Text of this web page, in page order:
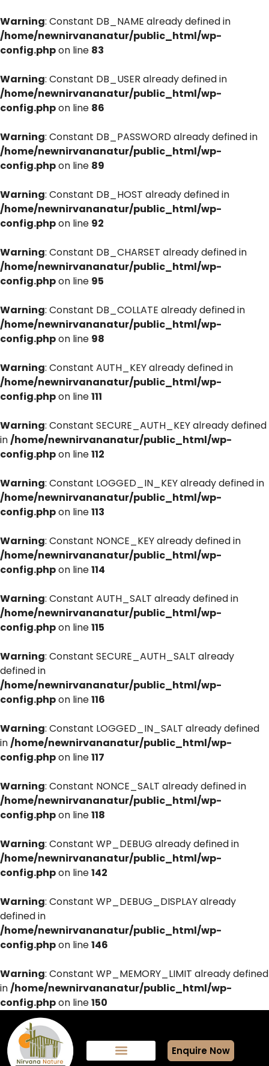
Warning: Constant DB_NAME already defined in
/home/newnirvananatur/public_html/wp-
config.phpon line 83
Warning: Constant DB_USER already defined in
/home/newnirvananatur/public_html/wp-
config.phpon line 86
Warning: Constant DB_PASSWORD already defined in
/home/newnirvananatur/public_html/wp-
config.phpon line 89
Warning: Constant DB_HOST already defined in
/home/newnirvananatur/public_html/wp-
config.phpon line 92
Warning: Constant DB_CHARSET already defined in
/home/newnirvananatur/public_html/wp-
config.phpon line 95
Warning: Constant DB_COLLATE already defined in
/home/newnirvananatur/public_html/wp-
config.phpon line 98
Warning: Constant AUTH_KEY already defined in
/home/newnirvananatur/public_html/wp-
config.phpon line111
Warning: Constant SECURE_AUTH_KEY already defined
in/home/newnirvananatur/public_html/wp-
config.phpon line112
Warning: Constant LOGGED_IN_KEY already defined in
/home/newnirvananatur/public_html/wp-
config.phpon line113
Warning: Constant NONCE_KEY already defined in
/home/newnirvananatur/public_html/wp-
config.phpon line114
Warning: Constant AUTH_SALT already defined in
/home/newnirvananatur/public_html/wp-
config.phpon line115
Warning: Constant SECURE_AUTH_SALT already
defined in
/home/newnirvananatur/public_html/wp-
config.phpon line116
Warning: Constant LOGGED_IN_SALT already defined
in/home/newnirvananatur/public_html/wp-
config.phpon line117
Warning: Constant NONCE_SALT already defined in
/home/newnirvananatur/public_html/wp-
config.phpon line118
Warning: Constant WP_DEBUG already defined in
/home/newnirvananatur/public_html/wp-
config.phpon line142
Warning: Constant WP_DEBUG_DISPLAY already
defined in
/home/newnirvananatur/public_html/wp-
config.phpon line146
Warning: Constant WP_MEMORY_LIMIT already defined
in/home/newnirvananatur/public_html/wp-
config.phpon line150
Enquire Now